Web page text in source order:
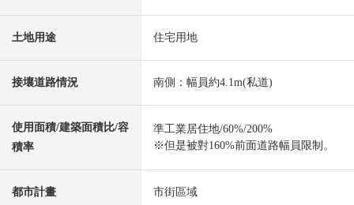
土地用途 住宅用地
接壤道路情況 南側：幅員約4.1m(私道)
使用面積/建築面積比/容
積率
準工業居住地/60%/200%
※但是被對160%前面道路幅員限制。
都市計畫 市街區域